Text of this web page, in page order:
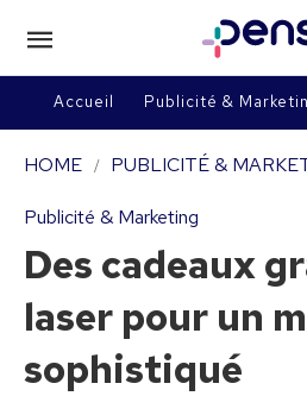
Accueil Publicité &
HOME PUBLICITÉ &
Publicité & Marketing
Des cadeaux
laser pour un
sophistiqué